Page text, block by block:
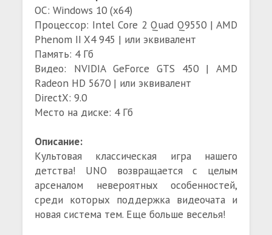
ОС: Windows 10 (x64)
Процессор: Intel Core 2 Quad Q9550 | AMD
Phenom II X4 945 | или эквивалент
Память: 4 Гб
Видео: NVIDIA GeForce GTS 450 | AMD
Radeon HD 5670 | или эквивалент
DirectX: 9.0
Место на диске: 4 Гб
Описание:
Культовая классическая игра нашего
детства! UNO возвращается с целым
арсеналом невероятных особенностей,
среди которых поддержка видеочата и
новая система тем. Еще больше веселья!